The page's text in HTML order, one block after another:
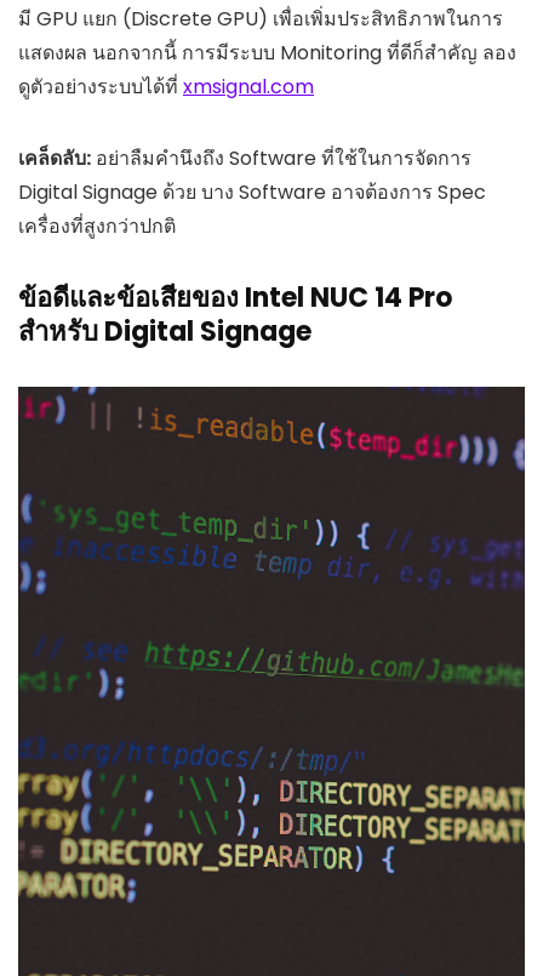
มี GPU แยก (Discrete GPU) เพื่อเพิ่มประสิทธิภาพในการ
แสดงผล นอกจากนี้ การมีระบบ Monitoring ที่ดีก็สำคัญ ลอง
ดูตัวอย่างระบบได้ที่ xmsignal.com
เคล็ดลับ: อย่าลืมคำนึงถึง Software ที่ใช้ในการจัดการ
Digital Signage ด้วย บาง Software อาจต้องการ Spec
เครื่องที่สูงกว่าปกติ
ข้อดีและข้อเสียของ Intel NUC 14 Pro
สำหรับ Digital Signage